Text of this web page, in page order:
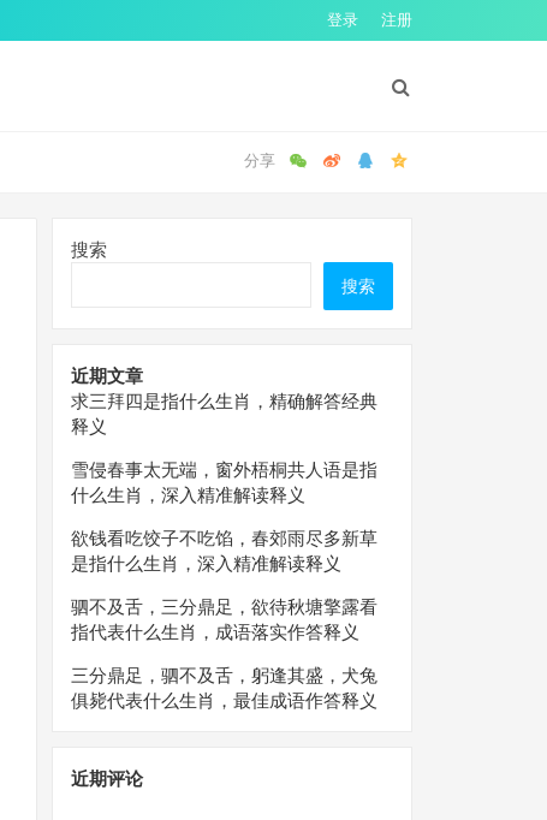
登录 注册
搜索
搜索
近期文章
求三拜四是指什么生肖，精确解答经典
释义
雪侵春事太无端，窗外梧桐共人语是指
什么生肖，深入精准解读释义
欲钱看吃饺子不吃馅，春郊雨尽多新草
是指什么生肖，深入精准解读释义
驷不及舌，三分鼎足，欲待秋塘擎露看
指代表什么生肖，成语落实作答释义
三分鼎足，驷不及舌，躬逢其盛，犬兔
俱毙代表什么生肖，最佳成语作答释义
近期评论